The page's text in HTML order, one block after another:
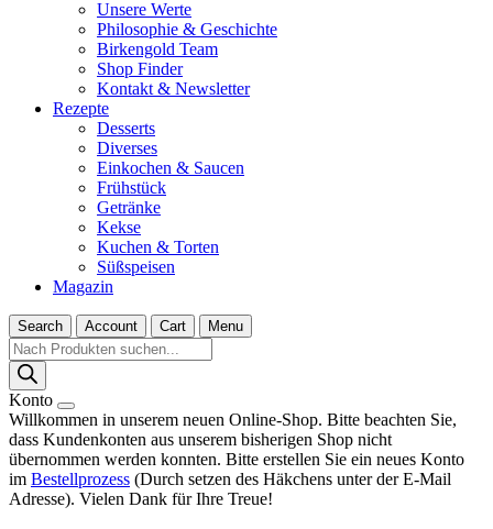
Unsere Werte
Philosophie & Geschichte
Birkengold Team
Shop Finder
Kontakt & Newsletter
Rezepte
Desserts
Diverses
Einkochen & Saucen
Frühstück
Getränke
Kekse
Kuchen & Torten
Süßspeisen
Magazin
Search Account Cart Menu
Products
search
Konto
Willkommen in unserem neuen Online-Shop. Bitte beachten Sie,
dass Kundenkonten aus unserem bisherigen Shop nicht
übernommen werden konnten. Bitte erstellen Sie ein neues Konto
im Bestellprozess (Durch setzen des Häkchens unter der E-Mail
Adresse). Vielen Dank für Ihre Treue!